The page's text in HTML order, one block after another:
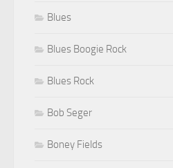
Blues
Blues Boogie Rock
Blues Rock
Bob Seger
Boney Fields